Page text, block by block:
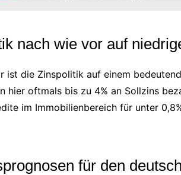
nach wie vor auf
ist die Zinspolitik auf einem
hier oftmals bis zu 4% an Sollzins
im Immobilienbereich für unter
für den